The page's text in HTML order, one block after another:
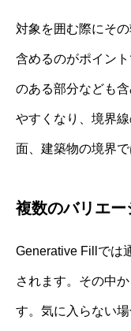
対象を囲む際にそ
含めるのがポイン
のある部分なども
やすくなり、境界
面、建築物の境界
複数のバリエ
Generative Fillでは
されます。その中
す。気に入らない